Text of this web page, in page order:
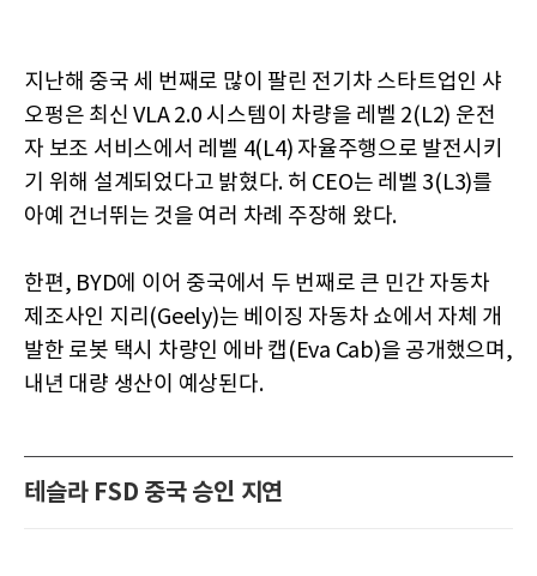
지난해 중국 세 번째로 많이 팔린 전기차 스타트업인 샤
오펑은 최신 VLA 2.0 시스템이 차량을 레벨 2(L2) 운전
자 보조 서비스에서 레벨 4(L4) 자율주행으로 발전시키
기 위해 설계되었다고 밝혔다. 허 CEO는 레벨 3(L3)를
아예 건너뛰는 것을 여러 차례 주장해 왔다.
한편, BYD에 이어 중국에서 두 번째로 큰 민간 자동차
제조사인 지리(Geely)는 베이징 자동차 쇼에서 자체 개
발한 로봇 택시 차량인 에바 캡(Eva Cab)을 공개했으며,
내년 대량 생산이 예상된다.
테슬라 FSD 중국 승인 지연